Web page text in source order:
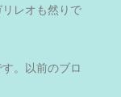
レオも然りで
。以前のブロ